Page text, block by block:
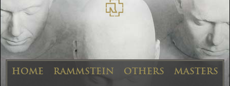
HOME RAMMSTEIN OTHERS
MASTERS